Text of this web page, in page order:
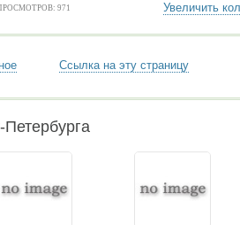
971 Увеличить
Ссылка на эту страницу